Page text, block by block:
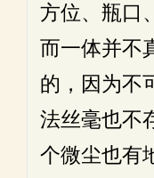
方位、瓶口
而一体并不
的，因为不
法丝毫也不
个微尘也有